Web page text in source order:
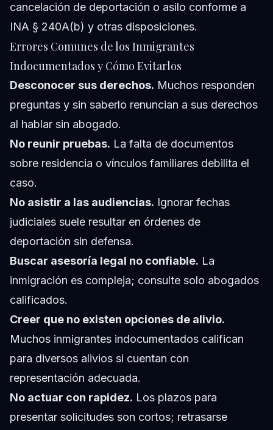
cancelación de deportación o asilo conforme a
INA § 240A(b) y otras disposiciones.
Errores Comunes de los Inmigrantes
Indocumentados y Cómo Evitarlos
Desconocer sus derechos. Muchos responden
preguntas y sin saberlo renuncian a sus derechos
al hablar sin abogado.
No reunir pruebas. La falta de documentos
sobre residencia o vínculos familiares debilita el
caso.
No asistir a las audiencias. Ignorar fechas
judiciales suele resultar en órdenes de
deportación sin defensa.
Buscar asesoría legal no confiable. La
inmigración es compleja; consulte solo abogados
calificados.
Creer que no existen opciones de alivio.
Muchos inmigrantes indocumentados califican
para diversos alivios si cuentan con
representación adecuada.
No actuar con rapidez. Los plazos para
presentar solicitudes son cortos; retrasarse